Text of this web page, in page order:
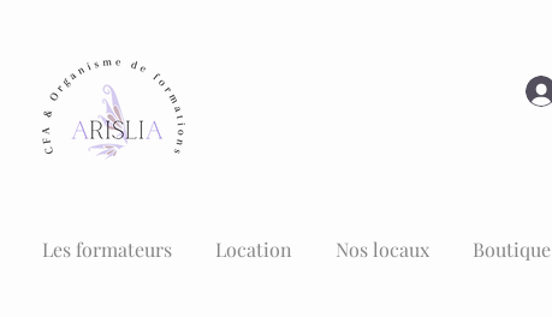
Les formateurs Location Nos locaux Boutique